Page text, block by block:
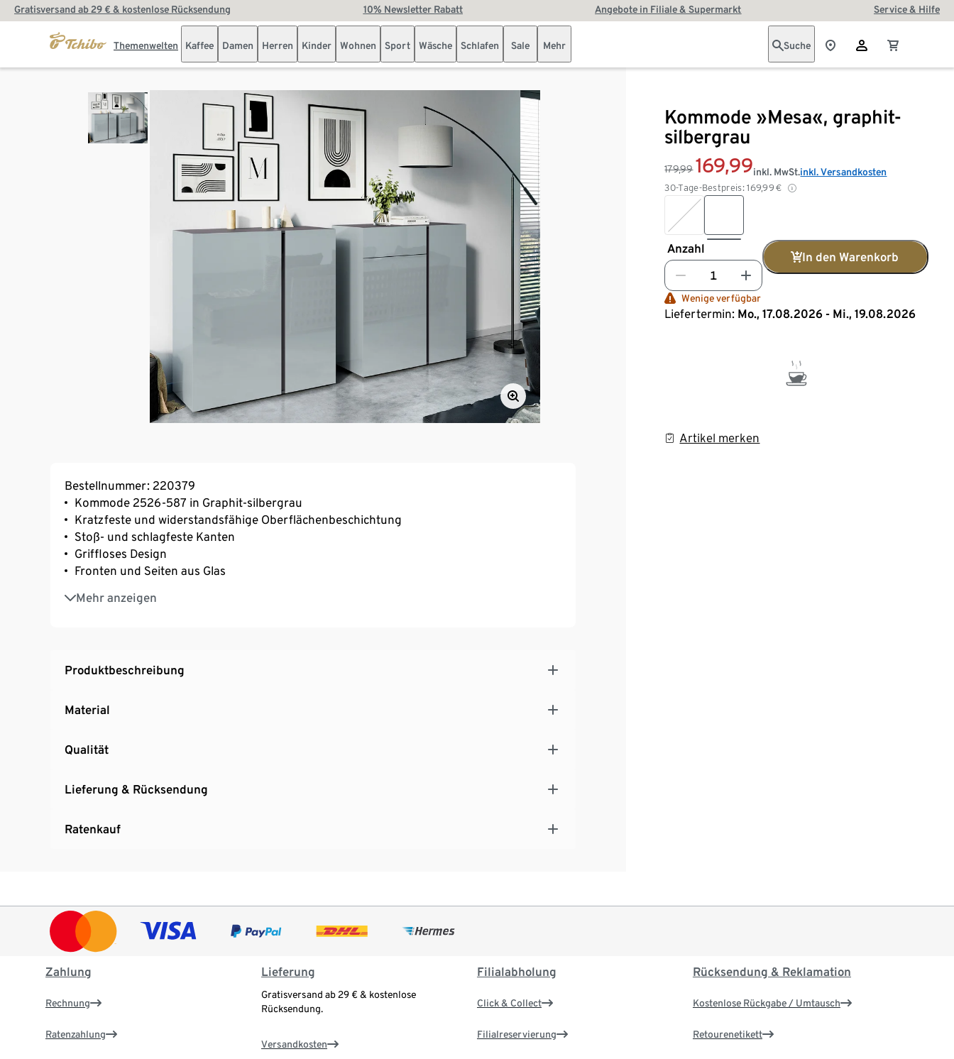
Gratisversand ab 29 € & kostenlose Rücksendung 10% Newsletter Rabatt Angebote in Filiale & Supermarkt Service & Hilfe
Themenwelten Kaffee Damen Herren Kinder Wohnen Sport Wäsche Schlafen Sale Mehr Suche
Kommode »Mesa«, graphit-
silbergrau
179,99 169,99
30-Tage-Bestpreis: 169,99€
inkl. MwSt.inkl. Versandkosten
Anzahl
In den Warenkorb
Wenige verfügbar
Liefertermin: Mo., 17.08.2026 - Mi., 19.08.2026
Artikel merken
Bestellnummer: 220379
Kommode 2526-587 in Graphit-silbergrau
Kratzfeste und widerstandsfähige Oberflächenbeschichtung
Stoß- und schlagfeste Kanten
Griffloses Design
Fronten und Seiten aus Glas
Mehr anzeigen
Verstellbare Einlegeböden
Türen schließen durch integrierten Dämpfer langsam, sanft und geräuschlos
Produktbeschreibung
Material
Qualität
Lieferung & Rücksendung
Ratenkauf
Zahlung
Rechnung
Ratenzahlung
Lieferung
Gratisversand ab 29 € & kostenlose
Rücksendung.
Versandkosten
Filialabholung
Click & Collect
Filialreservierung
Rücksendung & Reklamation
Kostenlose Rückgabe / Umtausch
Retourenetikett